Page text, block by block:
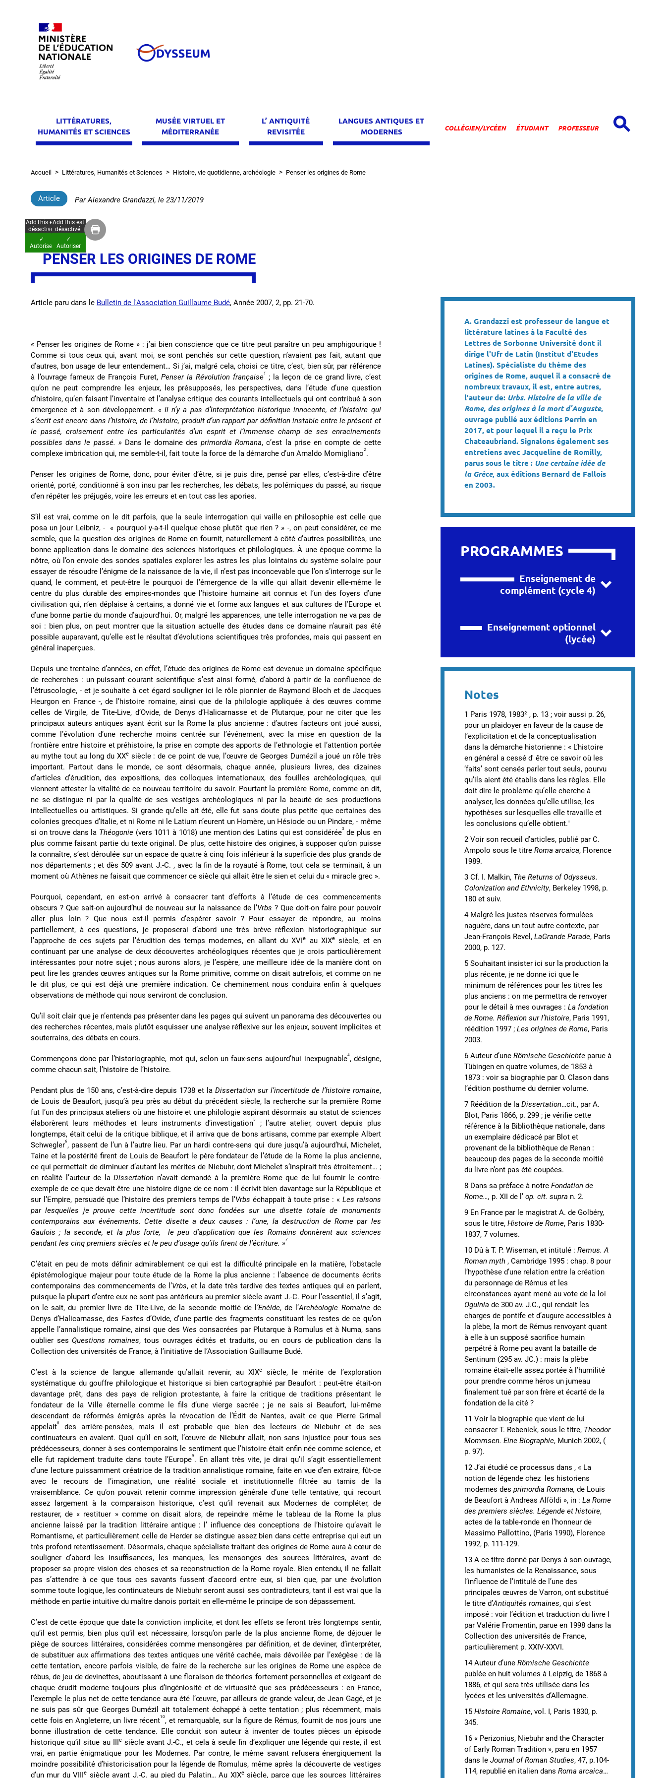
LITTÉRATURES,
HUMANITÉS ET SCIENCES
MUSÉE VIRTUEL ET
MÉDITERRANÉE
L’ ANTIQUITÉ
REVISITÉE
LANGUES ANTIQUES ET
MODERNES
Espaces
COLLÉGIEN/LYCÉEN ÉTUDIANT PROFESSEUR
Fil
d'Ariane
Accueil Littératures, Humanités et Sciences Histoire, vie quotidienne, archéologie Penser les origines de Rome
Article ParAlexandre Grandazzi, le 23/11/2019
AddThis est
désactivé.
✓
Autoriser
AddThis est
désactivé.
✓
Autoriser
PENSER LES ORIGINES DE ROME
Article paru dans le Bulletin de l'Association Guillaume Budé, Année 2007, 2, pp. 21-70.
« Penser les origines de Rome » : j’ai bien conscience que ce titre peut paraître un peu amphigourique !
Comme si tous ceux qui, avant moi, se sont penchés sur cette question, n’avaient pas fait, autant que
d’autres, bon usage de leur entendement… Si j’ai, malgré cela, choisi ce titre, c’est, bien sûr, par référence
à l’ouvrage fameux de François Furet,Penser la Révolution française1
; la leçon de ce grand livre, c’est
qu’on ne peut comprendre les enjeux, les présupposés, les perspectives, dans l’étude d’une question
d’histoire, qu’en faisant l’inventaire et l’analyse critique des courants intellectuels qui ont contribué à son
émergence et à son développement. « Il n’y a pas d’interprétation historique innocente, et l’histoire qui
s’écrit est encore dans l’histoire, de l’histoire, produit d’un rapport par définition instable entre le présent et
le passé, croisement entre les particularités d’un esprit et l’immense champ de ses enracinements
possibles dans le passé. » Dans le domaine des primordia Romana, c’est la prise en compte de cette
complexe imbrication qui, me semble-t-il, fait toute la force de la démarche d’un Arnaldo Momigliano2.
Penser les origines de Rome, donc, pour éviter d’être, si je puis dire, pensé par elles, c’est-à-dire d’être
orienté, porté, conditionné à son insu par les recherches, les débats, les polémiques du passé, au risque
d’en répéter les préjugés, voire les erreurs et en tout cas les apories.
S’il est vrai, comme on le dit parfois, que la seule interrogation qui vaille en philosophie est celle que
posa un jour Leibniz, - « pourquoi y-a-t-il quelque chose plutôt que rien ? » -, on peut considérer, ce me
semble, que la question des origines de Rome en fournit, naturellement à côté d’autres possibilités, une
bonne application dans le domaine des sciences historiques et philologiques. À une époque comme la
nôtre, où l’on envoie des sondes spatiales explorer les astres les plus lointains du système solaire pour
essayer de résoudre l’énigme de la naissance de la vie, il n’est pas inconcevable que l’on s’interroge sur le
quand, le comment, et peut-être le pourquoi de l’émergence de la ville qui allait devenir elle-même le
centre du plus durable des empires-mondes que l’histoire humaine ait connus et l’un des foyers d’une
civilisation qui, n’en déplaise à certains, a donné vie et forme aux langues et aux cultures de l’Europe et
d’une bonne partie du monde d’aujourd’hui. Or, malgré les apparences, une telle interrogation ne va pas de
soi : bien plus, on peut montrer que la situation actuelle des études dans ce domaine n’aurait pas été
possible auparavant, qu’elle est le résultat d’évolutions scientifiques très profondes, mais qui passent en
général inaperçues.
Depuis une trentaine d’années, en effet, l’étude des origines de Rome est devenue un domaine spécifique
de recherches : un puissant courant scientifique s’est ainsi formé, d’abord à partir de la confluence de
l’étruscologie, - et je souhaite à cet égard souligner ici le rôle pionnier de Raymond Bloch et de Jacques
Heurgon en France -, de l’histoire romaine, ainsi que de la philologie appliquée à des œuvres comme
celles de Virgile, de Tite-Live, d’Ovide, de Denys d’Halicarnasse et de Plutarque, pour ne citer que les
principaux auteurs antiques ayant écrit sur la Rome la plus ancienne : d’autres facteurs ont joué aussi,
comme l’évolution d’une recherche moins centrée sur l’événement, avec la mise en question de la
frontière entre histoire et préhistoire, la prise en compte des apports de l’ethnologie et l’attention portée
au mythe tout au long du XXesiècle : de ce point de vue, l’œuvre de Georges Dumézil a joué un rôle très
important. Partout dans le monde, ce sont désormais, chaque année, plusieurs livres, des dizaines
d’articles d’érudition, des expositions, des colloques internationaux, des fouilles archéologiques, qui
viennent attester la vitalité de ce nouveau territoire du savoir. Pourtant la première Rome, comme on dit,
ne se distingue ni par la qualité de ses vestiges archéologiques ni par la beauté de ses productions
intellectuelles ou artistiques. Si grande qu’elle ait été, elle fut sans doute plus petite que certaines des
colonies grecques d’Italie, et ni Rome ni le Latium n’eurent un Homère, un Hésiode ou un Pindare, - même
si on trouve dans la Théogonie (vers 1011 à 1018) une mention des Latins qui est considérée3 de plus en
plus comme faisant partie du texte original. De plus, cette histoire des origines, à supposer qu’on puisse
la connaître, s’est déroulée sur un espace de quatre à cinq fois inférieur à la superficie des plus grands de
nos départements ; et dès 509 avant J.-C. , avec la fin de la royauté à Rome, tout cela se terminait, à un
moment où Athènes ne faisait que commencer ce siècle qui allait être le sien et celui du « miracle grec ».
Pourquoi, cependant, en est-on arrivé à consacrer tant d’efforts à l’étude de ces commencements
obscurs ? Que sait-on aujourd’hui de nouveau sur la naissance de l’Vrbs ? Que doit-on faire pour pouvoir
aller plus loin ? Que nous est-il permis d’espérer savoir ? Pour essayer de répondre, au moins
partiellement, à ces questions, je proposerai d’abord une très brève réflexion historiographique sur
l’approche de ces sujets par l’érudition des temps modernes, en allant du XVIe au XIXesiècle, et en
continuant par une analyse de deux découvertes archéologiques récentes que je crois particulièrement
intéressantes pour notre sujet ; nous aurons alors, je l’espère, une meilleure idée de la manière dont on
peut lire les grandes œuvres antiques sur la Rome primitive, comme on disait autrefois, et comme on ne
le dit plus, ce qui est déjà une première indication. Ce cheminement nous conduira enfin à quelques
observations de méthode qui nous serviront de conclusion.
Qu’il soit clair que je n’entends pas présenter dans les pages qui suivent un panorama des découvertes ou
des recherches récentes, mais plutôt esquisser une analyse réflexive sur les enjeux, souvent implicites et
souterrains, des débats en cours.
Commençons donc par l’historiographie, mot qui, selon un faux-sens aujourd’hui inexpugnable4, désigne,
comme chacun sait, l’histoire de l’histoire.
Pendant plus de 150 ans, c’est-à-dire depuis 1738 et laDissertation sur l’incertitude de l’histoire romaine,
de Louis de Beaufort, jusqu’à peu près au début du précédent siècle, la recherche sur la première Rome
fut l’un des principaux ateliers où une histoire et une philologie aspirant désormais au statut de sciences
élaborèrent leurs méthodes et leurs instruments d’investigation5
; l’autre atelier, ouvert depuis plus
longtemps, était celui de la critique biblique, et il arriva que de bons artisans, comme par exemple Albert
Schwegler6 , passent de l’un à l’autre lieu. Par un hardi contre-sens qui dure jusqu’à aujourd’hui, Michelet,
Taine et la postérité firent de Louis de Beaufort le père fondateur de l’étude de la Rome la plus ancienne,
ce qui permettait de diminuer d’autant les mérites de Niebuhr, dont Michelet s’inspirait très étroitement… ;
en réalité l’auteur de laDissertation n’avait demandé à la première Rome que de lui fournir le contre-
exemple de ce que devait être une histoire digne de ce nom : il écrivit bien davantage sur la République et
sur l’Empire, persuadé que l’histoire des premiers temps de l’Vrbs échappait à toute prise : « Les raisons
par lesquelles je prouve cette incertitude sont donc fondées sur une disette totale de monuments
contemporains aux événements. Cette disette a deux causes : l’une, la destruction de Rome par les
Gaulois ; la seconde, et la plus forte, le peu d’application que les Romains donnèrent aux sciences
pendant les cinq premiers siècles et le peu d’usage qu’ils firent de l’écriture. »7
C’était en peu de mots définir admirablement ce qui est la difficulté principale en la matière, l’obstacle
épistémologique majeur pour toute étude de la Rome la plus ancienne : l’absence de documents écrits
contemporains des commencements de l’Vrbs, et la date très tardive des textes antiques qui en parlent,
puisque la plupart d’entre eux ne sont pas antérieurs au premier siècle avant J.-C. Pour l’essentiel, il s’agit,
on le sait, du premier livre de Tite-Live, de la seconde moitié de l ’Enéide, de l’Archéologie Romaine de
Denys d’Halicarnasse, des Fastes d’Ovide, d’une partie des fragments constituant les restes de ce qu’on
appelle l’annalistique romaine, ainsi que des Viesconsacrées par Plutarque à Romulus et à Numa, sans
oublier sesQuestions romaines, tous ouvrages édités et traduits, ou en cours de publication dans la
Collection des universités de France, à l’initiative de l’Association Guillaume Budé.
C’est à la science de langue allemande qu’allait revenir, au XIXesiècle, le mérite de l’exploration
systématique du gouffre philologique et historique si bien cartographié par Beaufort : peut-être était-on
davantage prêt, dans des pays de religion protestante, à faire la critique de traditions présentant le
fondateur de la Ville éternelle comme le fils d’une vierge sacrée ; je ne sais si Beaufort, lui-même
descendant de réformés émigrés après la révocation de l’Édit de Nantes, avait ce que Pierre Grimal
appelait8
des arrière-pensées, mais il est probable que bien des lecteurs de Niebuhr et de ses
continuateurs en avaient. Quoi qu’il en soit, l’œuvre de Niebuhr allait, non sans injustice pour tous ses
prédécesseurs, donner à ses contemporains le sentiment que l’histoire était enfin née comme science, et
elle fut rapidement traduite dans toute l’Europe9 . En allant très vite, je dirai qu’il s’agit essentiellement
d’une lecture puissamment créatrice de la tradition annalistique romaine, faite en vue d’en extraire, fût-ce
avec le recours de l’imagination, une réalité sociale et institutionnelle filtrée au tamis de la
vraisemblance. Ce qu’on pouvait retenir comme impression générale d’une telle tentative, qui recourt
assez largement à la comparaison historique, c’est qu’il revenait aux Modernes de compléter, de
restaurer, de « restituer » comme on disait alors, de repeindre même le tableau de la Rome la plus
ancienne laissé par la tradition littéraire antique : l’ influence des conceptions de l’histoire qu’avait le
Romantisme, et particulièrement celle de Herder se distingue assez bien dans cette entreprise qui eut un
très profond retentissement. Désormais, chaque spécialiste traitant des origines de Rome aura à cœur de
souligner d’abord les insuffisances, les manques, les mensonges des sources littéraires, avant de
proposer sa propre vision des choses et sa reconstruction de la Rome royale. Bien entendu, il ne fallait
pas s’attendre à ce que tous ces savants fussent d’accord entre eux, si bien que, par une évolution
somme toute logique, les continuateurs de Niebuhr seront aussi ses contradicteurs, tant il est vrai que la
méthode en partie intuitive du maître danois portait en elle-même le principe de son dépassement.
C’est de cette époque que date la conviction implicite, et dont les effets se feront très longtemps sentir,
qu’il est permis, bien plus qu’il est nécessaire, lorsqu’on parle de la plus ancienne Rome, de déjouer le
piège de sources littéraires, considérées comme mensongères par définition, et de deviner, d’interpréter,
de substituer aux affirmations des textes antiques une vérité cachée, mais dévoilée par l’exégèse : de là
cette tentation, encore parfois visible, de faire de la recherche sur les origines de Rome une espèce de
rébus, de jeu de devinettes, aboutissant à une floraison de théories fortement personnelles et exigeant de
chaque érudit moderne toujours plus d’ingéniosité et de virtuosité que ses prédécesseurs : en France,
l’exemple le plus net de cette tendance aura été l’œuvre, par ailleurs de grande valeur, de Jean Gagé, et je
ne suis pas sûr que Georges Dumézil ait totalement échappé à cette tentation ; plus récemment, mais
cette fois en Angleterre, un livre récent10 , et remarquable, sur la figure de Rémus, fournit de nos jours une
bonne illustration de cette tendance. Elle conduit son auteur à inventer de toutes pièces un épisode
historique qu’il situe au IIIesiècle avant J.-C., et cela à seule fin d’expliquer une légende qui reste, il est
vrai, en partie énigmatique pour les Modernes. Par contre, le même savant refusera énergiquement la
moindre possibilité d’historicisation pour la légende de Romulus, même après la découverte de vestiges
d’un mur du VIIIe siècle avant J.-C. au pied du Palatin… Au XIXesiècle, parce que les sources littéraires
A. Grandazzi est professeur de langue et
littérature latines à la Faculté des
Lettres de Sorbonne Université dont il
dirige l'Ufr de Latin (Institut d'Etudes
Latines). Spécialiste du thème des
origines de Rome, auquel il a consacré de
nombreux travaux, il est, entre autres,
l'auteur de: Urbs. Histoire de la ville de
Rome, des origines à la mort d'Auguste,
ouvrage publié aux éditions Perrin en
2017, et pour lequel il a reçu le Prix
Chateaubriand. Signalons également ses
entretiens avec Jacqueline de Romilly,
parus sous le titre : Une certaine idée de
la Grèce, aux éditions Bernard de Fallois
en 2003.
PROGRAMMES
Enseignement de
complément (cycle 4)
Enseignement optionnel
(lycée)
Notes
1 Paris 1978, 1983² , p. 13 ; voir aussi p. 26,
pour un plaidoyer en faveur de la cause de
l’explicitation et de la conceptualisation
dans la démarche historienne : « L’histoire
en général a cessé d' être ce savoir où les
‘faits’ sont censés parler tout seuls, pourvu
qu’ils aient été établis dans les règles. Elle
doit dire le problème qu’elle cherche à
analyser, les données qu’elle utilise, les
hypothèses sur lesquelles elle travaille et
les conclusions qu’elle obtient."
2 Voir son recueil d’articles, publié par C.
Ampolo sous le titre Roma arcaica, Florence
1989.
3 Cf. I. Malkin, The Returns of Odysseus.
Colonization and Ethnicity, Berkeley 1998, p.
180 et suiv.
4 Malgré les justes réserves formulées
naguère, dans un tout autre contexte, par
Jean-François Revel, LaGrande Parade, Paris
2000, p. 127.
5 Souhaitant insister ici sur la production la
plus récente, je ne donne ici que le
minimum de références pour les titres les
plus anciens : on me permettra de renvoyer
pour le détail à mes ouvrages : La fondation
de Rome. Réflexion sur l’histoire, Paris 1991,
réédition 1997 ; Les origines de Rome, Paris
2003.
6 Auteur d’une Römische Geschichteparue à
Tübingen en quatre volumes, de 1853 à
1873 : voir sa biographie par O. Clason dans
l’édition posthume du dernier volume.
7 Réédition de la Dissertation…cit., par A.
Blot, Paris 1866, p. 299 ; je vérifie cette
référence à la Bibliothèque nationale, dans
un exemplaire dédicacé par Blot et
provenant de la bibliothèque de Renan :
beaucoup des pages de la seconde moitié
du livre n’ont pas été coupées.
8 Dans sa préface à notre Fondation de
Rome…, p. XII de l’op. cit. supra n. 2.
9 En France par le magistrat A. de Golbéry,
sous le titre, Histoire de Rome, Paris 1830-
1837, 7 volumes.
10 Dû à T. P. Wiseman, et intitulé : Remus. A
Roman myth , Cambridge 1995 : chap. 8 pour
l’hypothèse d’une relation entre la création
du personnage de Rémus et les
circonstances ayant mené au vote de la loi
Ogulnia de 300 av. J.C., qui rendait les
charges de pontife et d’augure accessibles à
la plèbe, la mort de Rémus renvoyant quant
à elle à un supposé sacrifice humain
perpétré à Rome peu avant la bataille de
Sentinum (295 av. JC.) : mais la plèbe
romaine était-elle assez portée à l’humilité
pour prendre comme héros un jumeau
finalement tué par son frère et écarté de la
fondation de la cité ?
11 Voir la biographie que vient de lui
consacrer T. Rebenick, sous le titre, Theodor
Mommsen. Eine Biographie, Munich 2002, (
p. 97).
12 J’ai étudié ce processus dans , « La
notion de légende chez les historiens
modernes des primordia Romana, de Louis
de Beaufort à Andreas Alföldi », in : La Rome
des premiers siècles. Légende et histoire,
actes de la table-ronde en l’honneur de
Massimo Pallottino, (Paris 1990), Florence
1992, p. 111-129.
13 A ce titre donné par Denys à son ouvrage,
les humanistes de la Renaissance, sous
l’influence de l’intitulé de l’une des
principales œuvres de Varron, ont substitué
le titre d’Antiquités romaines, qui s’est
imposé : voir l’édition et traduction du livre I
par Valérie Fromentin, parue en 1998 dans la
Collection des universités de France,
particulièrement p. XXIV-XXVI.
14 Auteur d’une Römische Geschichte
publée en huit volumes à Leipzig, de 1868 à
1886, et qui sera très utilisée dans les
lycées et les universités d’Allemagne.
15 Histoire Romaine, vol. I, Paris 1830, p.
345.
16 « Perizonius, Niebuhr and the Character
of Early Roman Tradition », paru en 1957
dans le Journal of Roman Studies, 47, p.104-
114, republié en italien dans Roma arcaica…